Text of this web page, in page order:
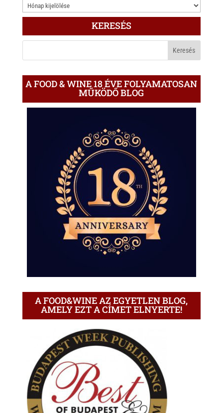
3.000
ÍRÁS
KERESÉS
A FOOD & WINE 18 ÉVE FOLYAMATOSAN
MŰKÖDŐ BLOG
A FOOD&WINE AZ EGYETLEN BLOG,
AMELY EZT A CÍMET ELNYERTE!